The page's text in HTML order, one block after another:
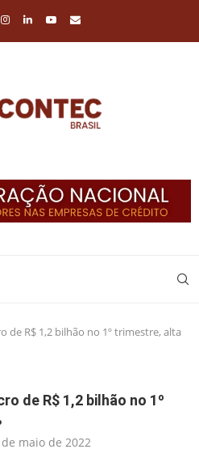
de R$ 1,2 bilhão no 1º trimestre, alta
de R$ 1,2 bilhão no 1º
de maio de 2022